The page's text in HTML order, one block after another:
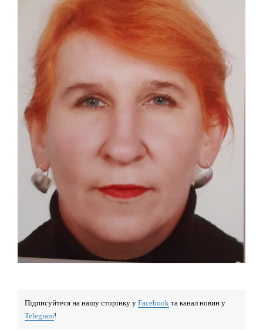
Підписуйтеся на нашу сторінку у Facebook та канал новин у
Telegram!